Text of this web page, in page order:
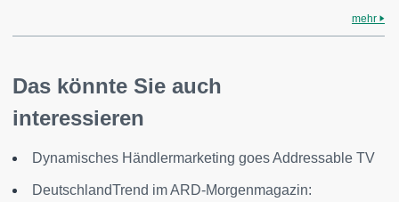
mehr
Das könnte Sie auch
interessieren
Dynamisches Händlermarketing goes Addressable TV
DeutschlandTrend im ARD-Morgenmagazin: